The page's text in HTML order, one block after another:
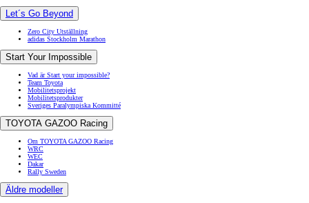
Let´s Go Beyond
Zero City Utställning
adidas Stockholm Marathon
Start Your Impossible
Vad är Start your impossible?
Team Toyota
Mobilitetsprojekt
Mobilitetsprodukter
Sveriges Paralympiska Kommitté
TOYOTA GAZOO Racing
Om TOYOTA GAZOO Racing
WRC
WEC
Dakar
Rally Sweden
Äldre modeller